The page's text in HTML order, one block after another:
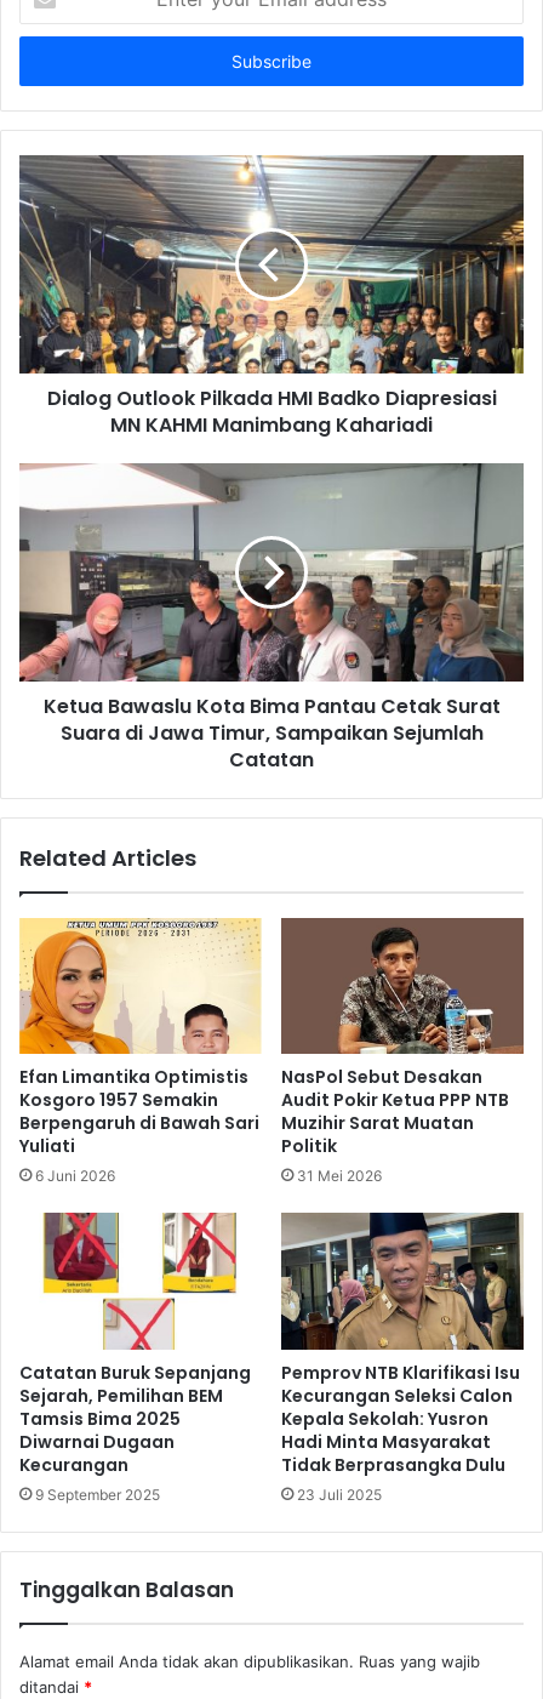
your
Email
Dialog Outlook Pilkada HMI Badko Diapresiasi
MN KAHMI Manimbang Kahariadi
Ketua Bawaslu Kota Bima Pantau Cetak Surat
Suara di Jawa Timur, Sampaikan Sejumlah
Catatan
Related Articles
Efan Limantika Optimistis
Kosgoro 1957 Semakin
Berpengaruh di Bawah Sari
Yuliati
6 Juni 2026
NasPol Sebut Desakan
Audit Pokir Ketua PPP NTB
Muzihir Sarat Muatan
Politik
31 Mei 2026
Catatan Buruk Sepanjang
Sejarah, Pemilihan BEM
Tamsis Bima 2025
Diwarnai Dugaan
Kecurangan
9 September 2025
Pemprov NTB Klarifikasi Isu
Kecurangan Seleksi Calon
Kepala Sekolah: Yusron
Hadi Minta Masyarakat
Tidak Berprasangka Dulu
23 Juli 2025
Tinggalkan Balasan
Alamat email Anda tidak akan dipublikasikan. Ruas yang wajib
ditandai *